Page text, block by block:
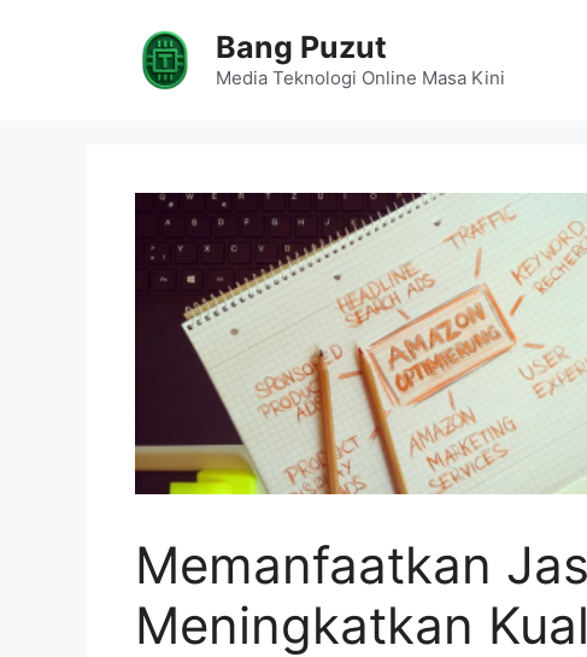
Bang Puzut
Media Teknologi Online Masa Kini
Memanfaatkan
Meningkatkan